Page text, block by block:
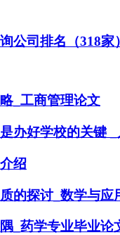
公司排名（318家）
_工商管理论文
办好学校的关键
绍
的探讨_数学与应
_药学专业毕业论